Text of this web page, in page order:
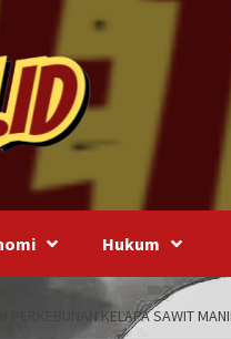
Hukum
PERKEBUNAN KELAPA SAWIT